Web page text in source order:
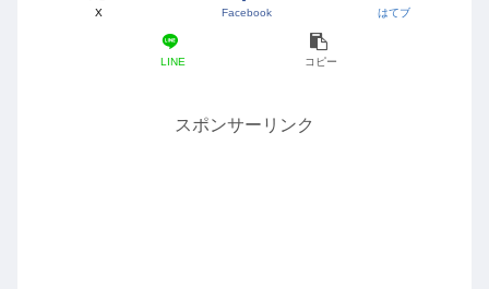
X Facebook はてブ
LINE コピー
スポンサーリンク